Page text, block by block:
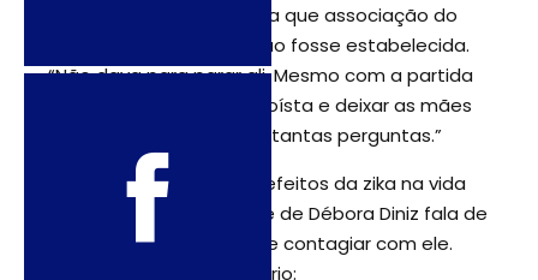
que foi fundamental para que associação do
vírus com a má-formação fosse estabelecida.
“Não dava para parar ali. Mesmo com a partida
dele, não poderia ser egoísta e deixar as mães
sem resposta diante de tantas perguntas.”
Mais do que mostrar os efeitos da zika na vida
das personagens, o filme de Débora Diniz fala de
amor. É impossível não se contagiar com ele.
Assistam ao documentário: